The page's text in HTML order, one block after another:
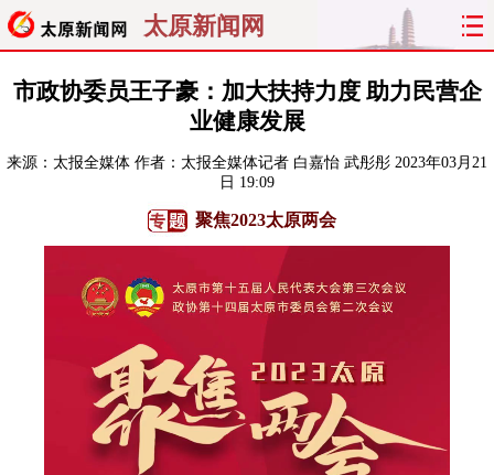
太原新闻网
首页 聚焦 太原 山西
关注 文明
旅游 理财 政务 教育
看天下 晋月读 最太原
太原日报 太原晚报 热评
市政协委员王子豪：加大扶持力度 助力民营企
业健康发展
来源： 太报全媒体 作者：太报全媒体记者 白嘉怡 武彤彤 2023年03月21
日 19:09
聚焦2023太原两会